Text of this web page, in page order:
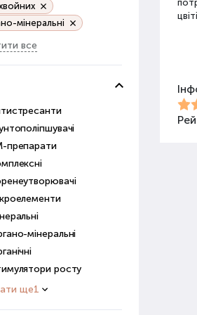
мінеральні
все
препарати
мінеральні
росту
ще1
Для